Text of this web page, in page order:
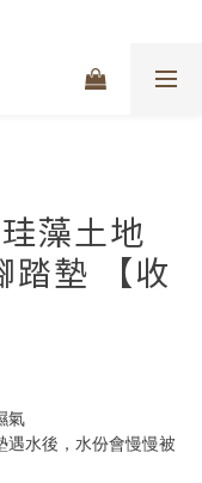
藻土地
踏墊 【收
氣
水後，水份會慢慢被